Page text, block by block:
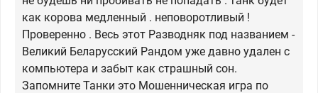
как корова медленный . неповоротливый !
Проверенно . Весь этот Разводняк под названием -
Великий Беларусский Рандом уже давно удален с
компьютера и забыт как страшный сон.
Запомните Танки это Мошенническая игра по